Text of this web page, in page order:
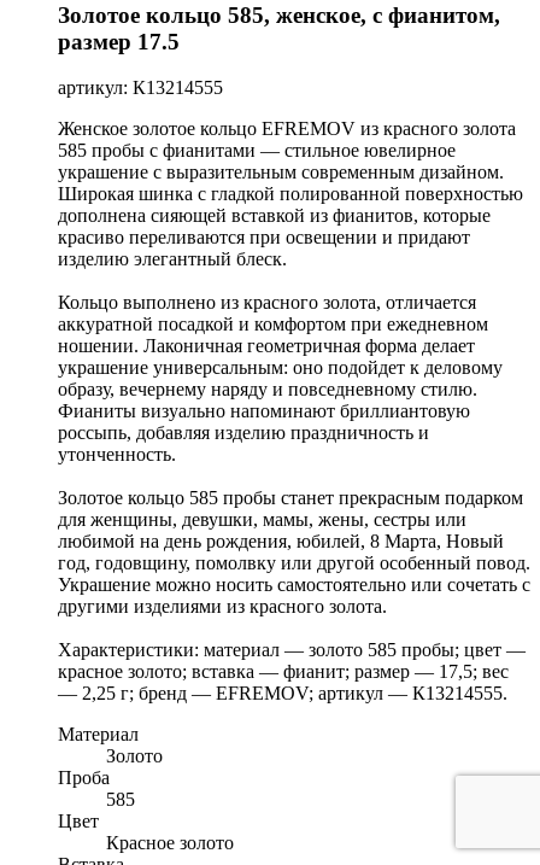
Золотое кольцо 585, женское, с фианитом,
размер 17.5
артикул: К13214555
Женское золотое кольцо EFREMOV из красного золота
585 пробы с фианитами — стильное ювелирное
украшение с выразительным современным дизайном.
Широкая шинка с гладкой полированной поверхностью
дополнена сияющей вставкой из фианитов, которые
красиво переливаются при освещении и придают
изделию элегантный блеск.
Кольцо выполнено из красного золота, отличается
аккуратной посадкой и комфортом при ежедневном
ношении. Лаконичная геометричная форма делает
украшение универсальным: оно подойдет к деловому
образу, вечернему наряду и повседневному стилю.
Фианиты визуально напоминают бриллиантовую
россыпь, добавляя изделию праздничность и
утонченность.
Золотое кольцо 585 пробы станет прекрасным подарком
для женщины, девушки, мамы, жены, сестры или
любимой на день рождения, юбилей, 8 Марта, Новый
год, годовщину, помолвку или другой особенный повод.
Украшение можно носить самостоятельно или сочетать с
другими изделиями из красного золота.
Характеристики: материал — золото 585 пробы; цвет —
красное золото; вставка — фианит; размер — 17,5; вес
— 2,25 г; бренд — EFREMOV; артикул — К13214555.
Материал
Золото
Проба
585
Цвет
Красное золото